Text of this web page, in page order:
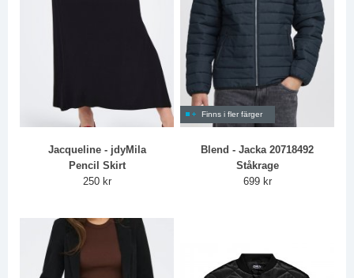
Jacqueline - jdyMila
Pencil Skirt
250 kr
Finns i fler färger
Blend - Jacka 20718492
Ståkrage
699 kr